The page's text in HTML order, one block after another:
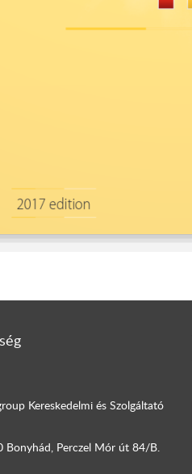
Kereskedelmi és Szolgáltató
Bonyhád, Perczel Mór út 84/B.